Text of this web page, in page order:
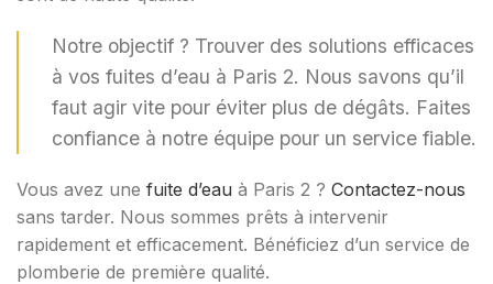
Notre objectif ? Trouver des solutions efficaces
à vos fuites d’eau à Paris 2. Nous savons qu’il
faut agir vite pour éviter plus de dégâts. Faites
confiance à notre équipe pour un service fiable.
Vous avez une fuite d’eau à Paris 2 ? Contactez-nous
sans tarder. Nous sommes prêts à intervenir
rapidement et efficacement. Bénéficiez d’un service de
plomberie de première qualité.